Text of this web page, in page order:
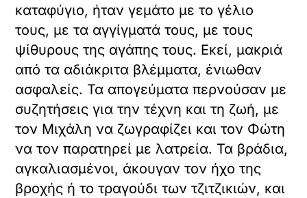
καταφύγιο, ήταν γεμάτο με το γέλιο
τους, με τα αγγίγματά τους, με τους
ψίθυρους της αγάπης τους. Εκεί, μακριά
από τα αδιάκριτα βλέμματα, ένιωθαν
ασφαλείς. Τα απογεύματα περνούσαν με
συζητήσεις για την τέχνη και τη ζωή, με
τον Μιχάλη να ζωγραφίζει και τον Φώτη
να τον παρατηρεί με λατρεία. Τα βράδια,
αγκαλιασμένοι, άκουγαν τον ήχο της
βροχής ή το τραγούδι των τζιτζικιών, και